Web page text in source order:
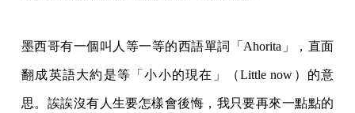
墨西哥有一個叫人等一等的西語單詞「Ahorita」，直面
翻成英語大約是等「小小的現在」（Little now）的意
思。誒誒沒有人生要怎樣會後悔，我只要再來一點點的